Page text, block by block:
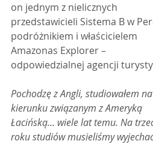
on jednym z nielicznych
przedstawicieli Sistema B w
podróżnikiem i właścicielem
Amazonas Explorer –
odpowiedzialnej agencji
Pochodzę z Angli, studiowałem na
kierunku związanym z Ameryką
Łacińską... wiele lat temu. Na
roku studiów musieliśmy